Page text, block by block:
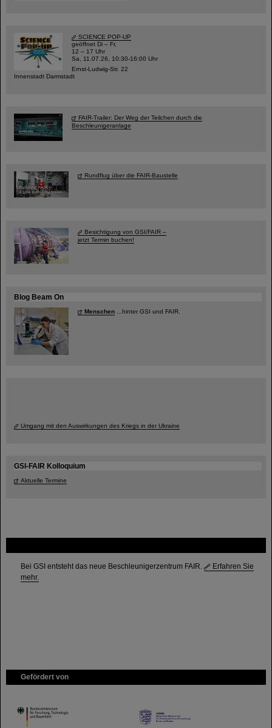
Bei GSI entsteht das neue Beschleunigerzentrum FAIR.
Erfahren Sie
mehr.
Gefördert von
HMWK
SCIENCE POP-UP
geöffnet Di – Fr,
12 – 17 Uhr
Sa, 11.07.26, 10:30-16:00 Uhr
Ernst-Ludwig-Str. 22
Innenstadt Darmstadt
FAIR-Trailer: Der Weg der Teilchen durch die
Beschleunigeranlage
Rundflug über die FAIR-Baustelle
Besichtigung von GSI/FAIR –
jetzt Termin buchen!
Blog Beam On
Menschen ...hinter GSI und FAIR.
Umgang mit den Auswirkungen des Kriegs in der Ukraine
GSI-FAIR Kolloquium
Aktuelle Termine